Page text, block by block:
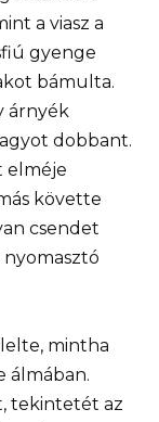
a viasz a
gyenge
bámulta.
árnyék
dobbant.
elméje
követte
csendet
mintha
álmában.
tekintetét az